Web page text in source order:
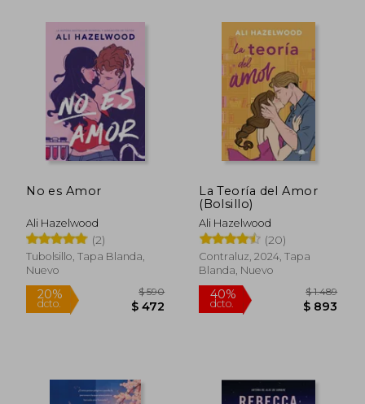
45%
dcto.
20%
dcto.
No es Amor
Ali Hazelwood
(2)
Tubolsillo, Tapa Blanda,
Nuevo
La Teoría del Amor
(Bolsillo)
Ali Hazelwood
(20)
Contraluz, 2024, Tapa
Blanda, Nuevo